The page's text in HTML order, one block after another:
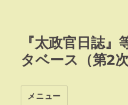
『太政官日誌
タベース（第2
メニュー